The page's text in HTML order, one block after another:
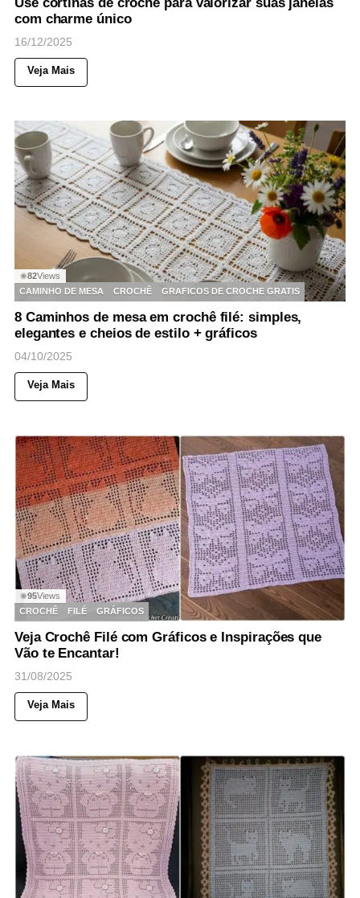
com charme único
16/12/2025
Veja Mais
◉82Views
CAMINHO DE MESA
CROCHÊ GRAFICOS DE CROCHE GRATIS
8 Caminhos de mesa em crochê filé: simples,
elegantes e cheios de estilo + gráficos
04/10/2025
Veja Mais
◉95Views
CROCHÊ
FILÉ GRÁFICOS
Veja Crochê Filé com Gráficos e Inspirações que
Vão te Encantar!
31/08/2025
Veja Mais